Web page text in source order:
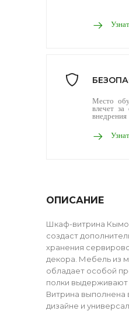
Место
влечет за
внедрения
ОПИСАНИЕ
Шкаф-витрина
создаст
хранения
декора. Мебель из
обладает особой
полки выдерживают
Витрина выполнена
дизайне и